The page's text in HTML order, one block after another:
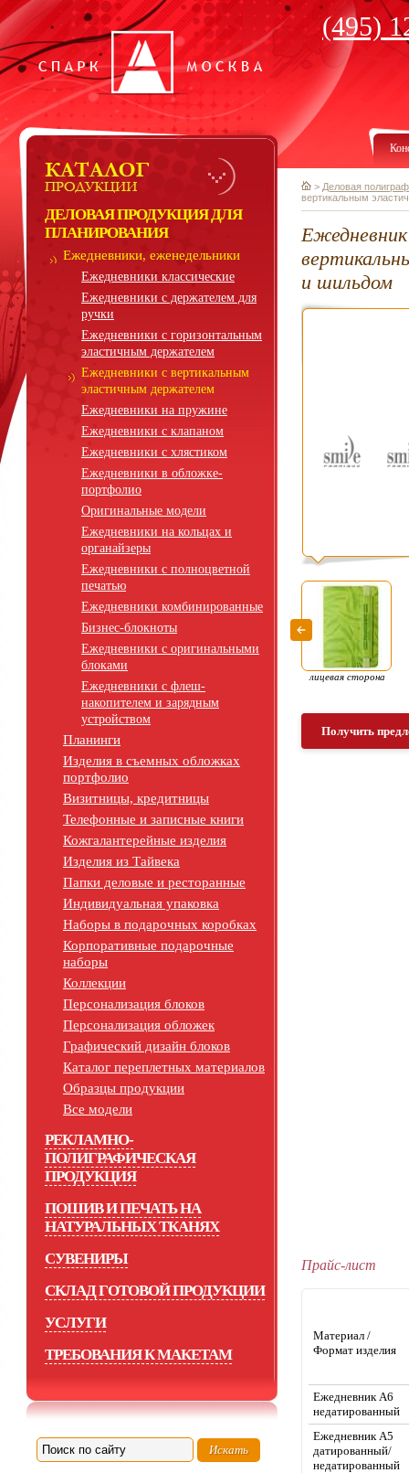
(495)
ДЕЛОВАЯ ПРОДУКЦИЯ ДЛЯ
ПЛАНИРОВАНИЯ
Ежедневники, еженедельники
Ежедневники классические
Ежедневники с держателем для
ручки
Ежедневники с горизонтальным
эластичным держателем
Ежедневники с вертикальным
эластичным держателем
Ежедневники на пружине
Ежедневники с клапаном
Ежедневники с хлястиком
Ежедневники в обложке-
портфолио
Оригинальные модели
Ежедневники на кольцах и
органайзеры
Ежедневники с полноцветной
печатью
Ежедневники комбинированные
Бизнес-блокноты
Ежедневники с оригинальными
блоками
Ежедневники с флеш-
накопителем и зарядным
устройством
Планинги
Изделия в съемных обложках
портфолио
Визитницы, кредитницы
Телефонные и записные книги
Кожгалантерейные изделия
Изделия из Тайвека
Папки деловые и ресторанные
Индивидуальная упаковка
Наборы в подарочных коробках
Корпоративные подарочные
наборы
Коллекции
Персонализация блоков
Персонализация обложек
Графический дизайн блоков
Каталог переплетных материалов
Образцы продукции
Все модели
РЕКЛАМНО-
ПОЛИГРАФИЧЕСКАЯ
ПРОДУКЦИЯ
ПОШИВ И ПЕЧАТЬ НА
НАТУРАЛЬНЫХ ТКАНЯХ
СУВЕНИРЫ
СКЛАД ГОТОВОЙ ПРОДУКЦИИ
УСЛУГИ
ТРЕБОВАНИЯ К МАКЕТАМ
> Деловая
вертикальным
и шильдом
лицевая сторона
Получить
Прайс-лист
Материал /
Формат изделия
Ежедневник А6
недатированный
Ежедневник А5
датированный/
недатированный